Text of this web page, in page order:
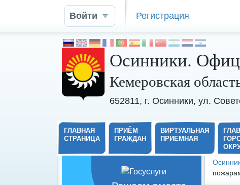
Войти Регистрация
Осинники.
Кемеровская
652811, г. Осинники, ул.
ГЛАВНАЯ
СТРАНИЦА
ПРИЁМ
ГРАЖДАН
ВИРТУАЛЬНАЯ
ПРИЕМНАЯ